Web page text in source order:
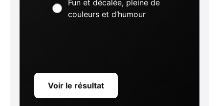
Fun et décalée, pleine de
couleurs et d’humour
Voir le résultat